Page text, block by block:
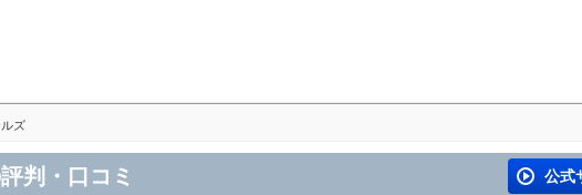
ズ
判・口コミ 公式